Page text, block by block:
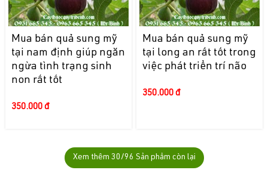
Mua bán quả sung mỹ
tại nam định giúp ngăn
ngừa tình trạng sinh
non rất tốt
350.000 đ
Mua bán quả sung mỹ
tại long an rất tốt trong
việc phát triển trí não
350.000 đ
Xem thêm 30/96 Sản phẩm còn lại